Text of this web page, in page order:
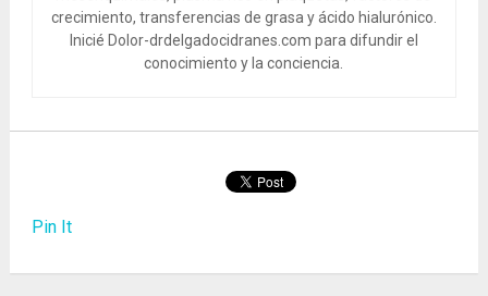
crecimiento, transferencias de grasa y ácido hialurónico.
Inicié Dolor-drdelgadocidranes.com para difundir el
conocimiento y la conciencia.
Pin It